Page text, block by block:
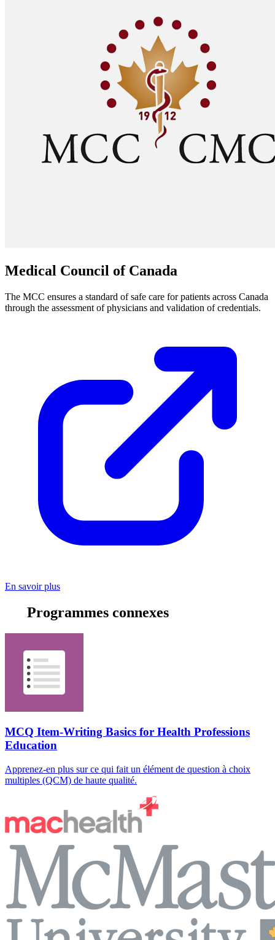
Medical Council of Canada
The MCC ensures a standard of safe care for patients across Canada
through the assessment of physicians and validation of credentials.
En savoir plus
Programmes connexes
MCQ Item-Writing Basics for Health Professions
Education
Apprenez-en plus sur ce qui fait un élément de question à choix
multiples (QCM) de haute qualité.